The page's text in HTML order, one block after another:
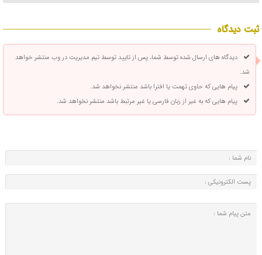
ثبت دیدگاه
دیدگاه های ارسال شده توسط شما، پس از تایید توسط تیم مدیریت در وب منتشر خواهد
شد.
پیام هایی که حاوی تهمت یا افترا باشد منتشر نخواهد شد.
پیام هایی که به غیر از زبان فارسی یا غیر مرتبط باشد منتشر نخواهد شد.